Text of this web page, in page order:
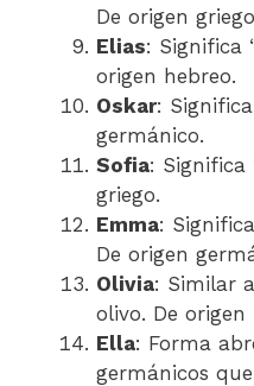
De origen
Elias: Significa
origen hebreo.
Oskar:
germánico.
Sofia: Significa
griego.
Emma:
De origen
Olivia: Similar
olivo. De origen
Ella: Forma
germánicos